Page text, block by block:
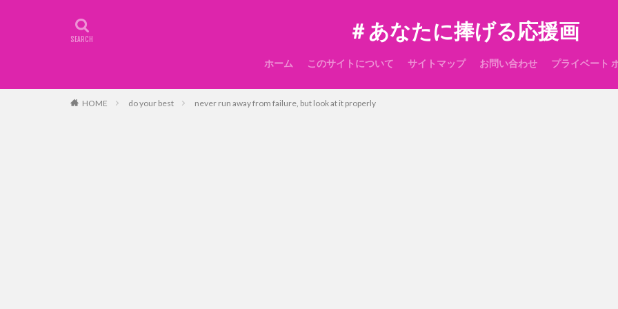
＃あなたに捧げる応援画
ホーム このサイトについて サイトマップ お問い合わせ プライベート
HOME do your best never run away from failure, but look at it properly